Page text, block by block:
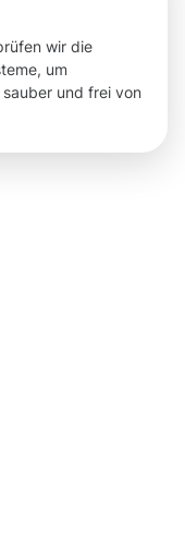
wir die
um
und frei von